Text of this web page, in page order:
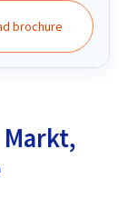
brochure